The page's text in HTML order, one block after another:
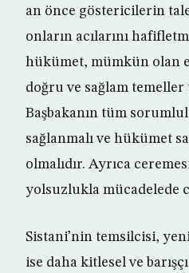
an önce göstericilerin
onların acılarını
hükümet, mümkün olan
doğru ve sağlam
Başbakanın tüm
sağlanmalı ve hükümet
olmalıdır. Ayrıca
yolsuzlukla mücadelede
Sistani’nin temsilcisi,
ise daha kitlesel ve